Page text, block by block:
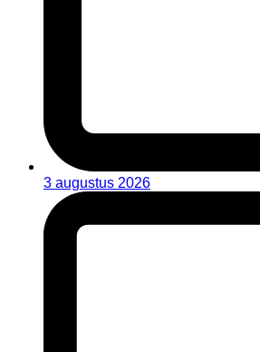
3 augustus 2026